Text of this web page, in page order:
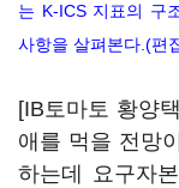
는 K-ICS 지표의 구
사항을 살펴본다.(편
[IB토마토 황양
애를 먹을 전망
하는데 요구자